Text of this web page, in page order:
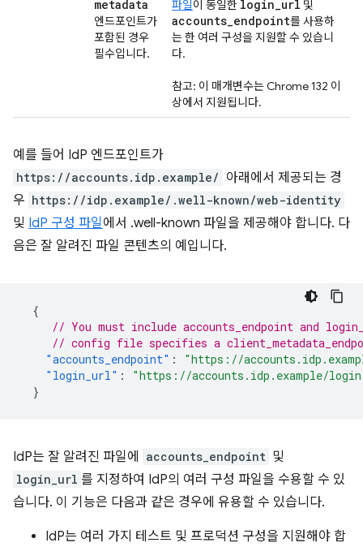
metadata
엔드포인트가
포함된 경우
필수입니다.
파일이 동일한 login_url 및
accounts_endpoint를 사용하
는 한 여러 구성을 지원할 수 있습니
다.
참고: 이 매개변수는 Chrome 132 이
상에서 지원됩니다.
예를 들어 IdP 엔드포인트가
https://accounts.idp.example/ 아래에서 제공되는 경
우 https://idp.example/.well-known/web-identity
및 IdP 구성 파일에서 .well-known 파일을 제공해야 합니다. 다
음은 잘 알려진 파일 콘텐츠의 예입니다.
{
// You must include accounts_endpoint and
// config file specifies a
"accounts_endpoint" :
"https://
"login_url" :
"https://accounts.idp.example/
}
IdP는 잘 알려진 파일에 accounts_endpoint 및
login_url 를 지정하여 IdP의 여러 구성 파일을 수용할 수 있
습니다. 이 기능은 다음과 같은 경우에 유용할 수 있습니다.
IdP는 여러 가지 테스트 및 프로덕션 구성을 지원해야 합